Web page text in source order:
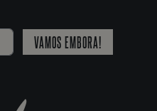
VAMOS EMBORA!